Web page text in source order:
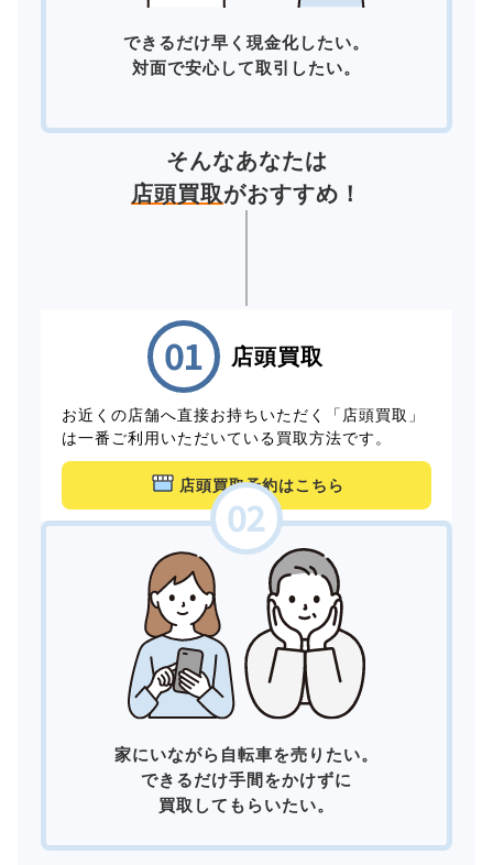
できるだけ早く現金化したい。
対面で安心して取引したい。
そんなあなたは
店頭買取がおすすめ！
店頭買取
お近くの店舗へ直接お持ちいただく「店頭買取」
は一番ご利用いただいている買取方法です。
店頭買取予約はこちら
家にいながら自転車を売りたい。
できるだけ手間をかけずに
買取してもらいたい。